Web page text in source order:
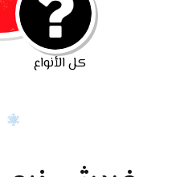
كل الأنواع